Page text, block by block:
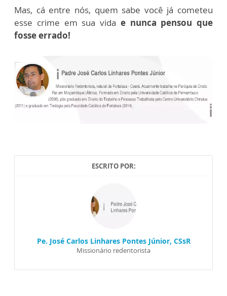
Mas, cá entre nós, quem sabe você já cometeu
esse crime em sua vida e nunca pensou que
fosse errado!
ESCRITO POR:
Pe. José Carlos Linhares Pontes Júnior, CSsR
Missionário redentorista